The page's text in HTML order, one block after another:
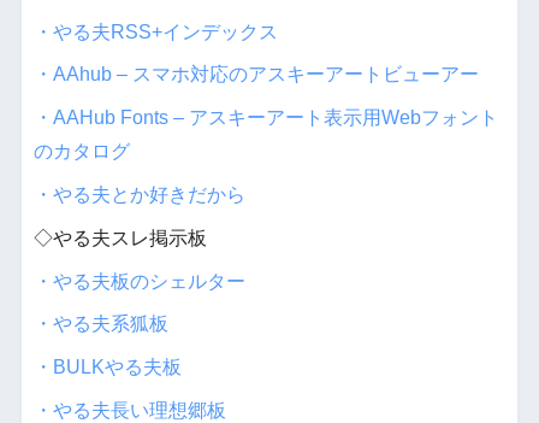
・やる夫RSS+インデックス
・AAhub – スマホ対応のアスキーアートビューアー
・AAHub Fonts – アスキーアート表示用Webフォント
のカタログ
・やる夫とか好きだから
◇やる夫スレ掲示板
・やる夫板のシェルター
・やる夫系狐板
・BULKやる夫板
・やる夫長い理想郷板